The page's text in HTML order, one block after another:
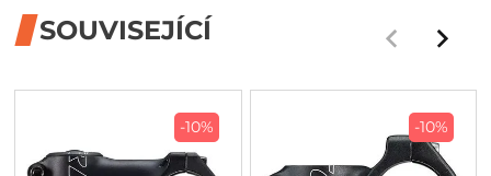
SOUVISEJÍCÍ
-10% -10%